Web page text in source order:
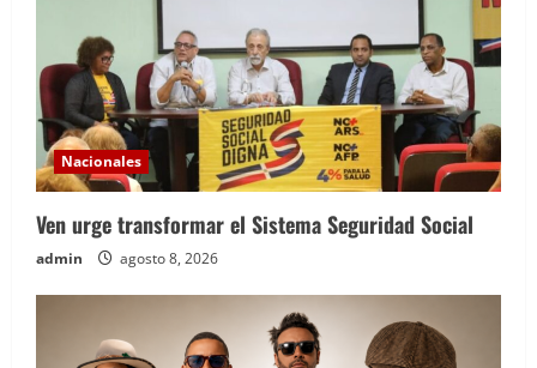
Nacionales
Ven urge transformar el Sistema Seguridad Social
admin agosto 8, 2026